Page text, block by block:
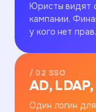
Юристы видят
кампании.
у кого нет прав.
/ 02 SSO
AD,
Один логин